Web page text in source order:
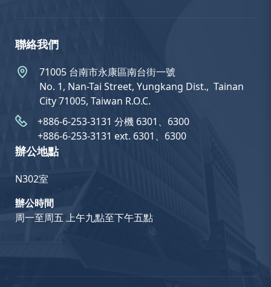
聯絡我們
71005 台南市永康區南台街一號
No. 1, Nan-Tai Street, Yungkang Dist.,  Tainan
City 71005, Taiwan R.O.C.
+886-6-253-3131 分機 6301、6300
+886-6-253-3131 ext. 6301、6300
辦公地點
N302室
辦公時間
周一至周五 上午九點至下午五點